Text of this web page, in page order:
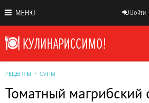
МЕНЮ Войти
РЕЦЕПТЫ СУПЫ
Томатный магрибский